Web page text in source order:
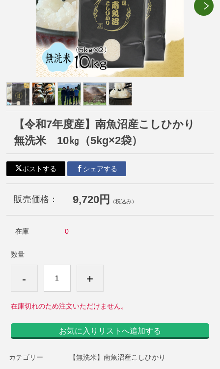
【令和7年度産】南魚沼産こしひかり
無洗米 10㎏（5kg×2袋）
ポストする シェアする
販売価格： 9,720円 （税込み）
在庫 0
数量
- +
在庫切れのため注文いただけません。
お気に入りリストへ追加する
カテゴリー 【無洗米】南魚沼産こしひかり